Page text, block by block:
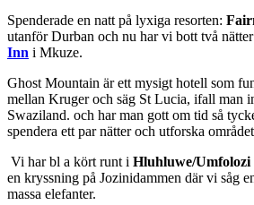
Spenderade en natt på lyxiga resorten:
utanför Durban och nu har vi bott två
Inn i Mkuze.
Ghost Mountain är ett mysigt hotell som
mellan Kruger och säg St Lucia, ifall man
Swaziland. och har man gott om tid så
spendera ett par nätter och utforska
Vi har bl a kört runt i Hluhluwe/Umfolozi
en kryssning på Jozinidammen där vi såg
massa elefanter.